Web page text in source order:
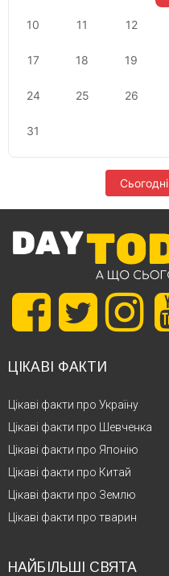
10 11 12
17 18 19
24 25 26
31
Сьогодні
ЦІКАВІ ФАКТИ
Цікаві факти про Україну
Цікаві факти про Шевченка
Цікаві факти про Японію
Цікаві факти про Китай
Цікаві факти про Землю
Цікаві факти про тварин
НАЙБІЛЬШІ СВЯТА